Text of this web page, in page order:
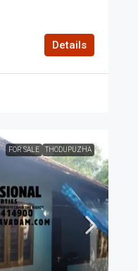
Details
FOR SALE THODUPUZHA